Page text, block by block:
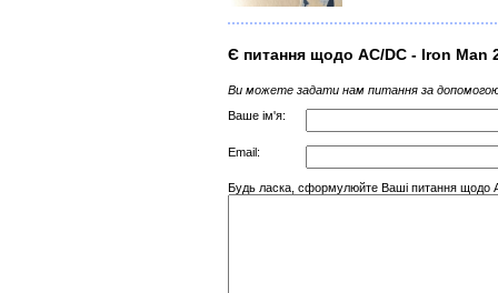
Є питання щодо AC/DC - Iron Man
Ви можете задати нам питання за
Ваше ім'я:
Email:
Будь ласка, сформулюйте Ваші питання щодо